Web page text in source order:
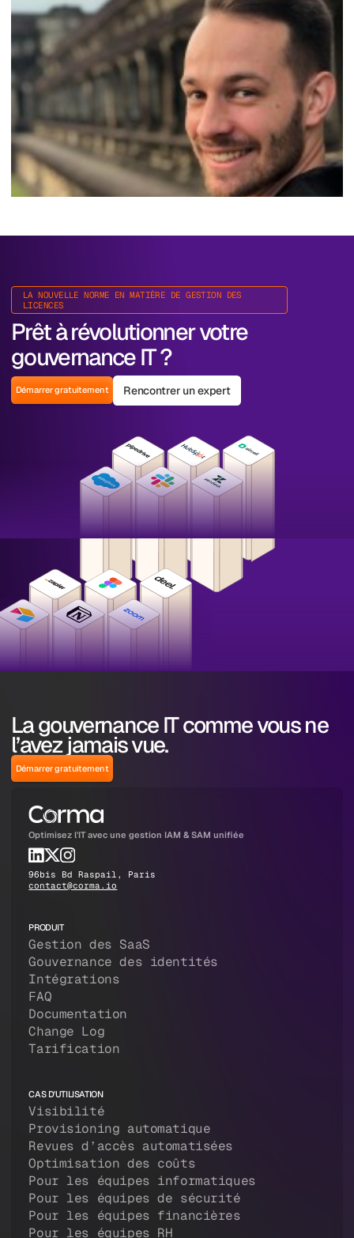
LA NOUVELLE NORME EN MATIÈRE DE GESTION DES
LICENCES
Prêt à révolutionner votre
gouvernance IT ?
Démarrer gratuitement Rencontrer un expert
La gouvernance IT comme vous ne
l’avez jamais vue.
Démarrer gratuitement
Optimisez l'IT avec une gestion IAM & SAM unifiée
96bis Bd Raspail, Paris
contact@corma.io
PRODUIT
Gestion des SaaS
Gouvernance des identités
Intégrations
FAQ
Documentation
Change Log
Tarification
CAS D'UTILISATION
Visibilité
Provisioning automatique
Revues d’accès automatisées
Optimisation des coûts
Pour les équipes informatiques
Pour les équipes de sécurité
Pour les équipes financières
Pour les équipes RH